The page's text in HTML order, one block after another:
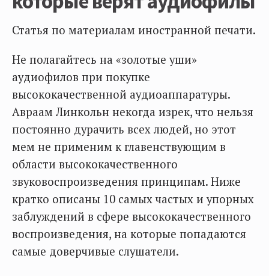
Статья по материалам иностранной печати.
Не полагайтесь на «золотые уши»
аудиофилов при покупке
высококачественной аудиоаппаратуры.
Авраам Линкольн некогда изрек, что нельзя
постоянно дурачить всех людей, но этот
мем не применим к главенствующим в
области высококачественного
звуковоспроизведения принципам. Ниже
кратко описаны 10 самых частых и упорных
заблуждений в сфере высококачественного
воспроизведения, на которые попадаются
самые доверчивые слушатели.